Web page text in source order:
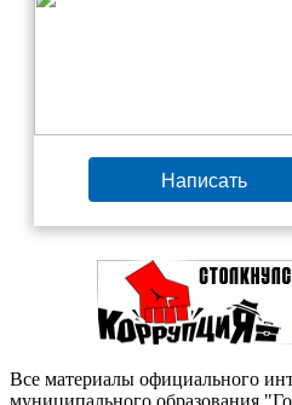
Написать
Все материалы официального
муниципального образования